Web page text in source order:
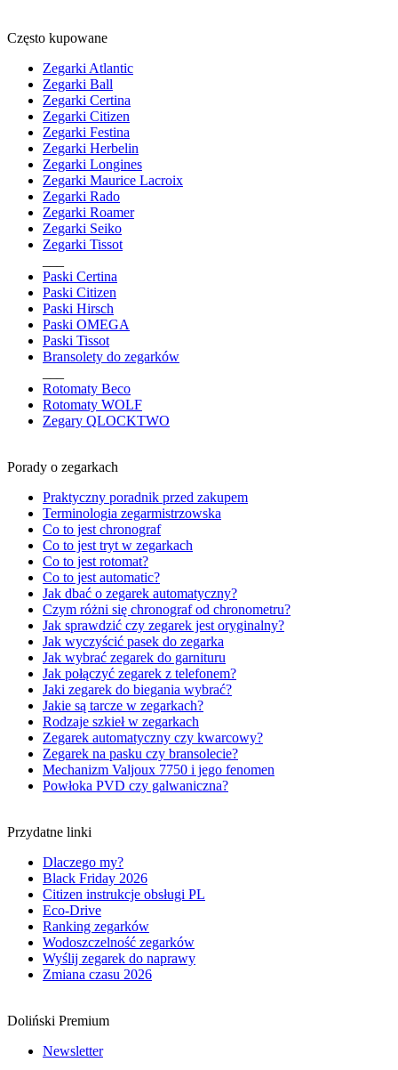
Często kupowane
Zegarki Atlantic
Zegarki Ball
Zegarki Certina
Zegarki Citizen
Zegarki Festina
Zegarki Herbelin
Zegarki Longines
Zegarki Maurice Lacroix
Zegarki Rado
Zegarki Roamer
Zegarki Seiko
Zegarki Tissot
Paski Certina
Paski Citizen
Paski Hirsch
Paski OMEGA
Paski Tissot
Bransolety do zegarków
Rotomaty Beco
Rotomaty WOLF
Zegary QLOCKTWO
Porady o zegarkach
Praktyczny poradnik przed zakupem
Terminologia zegarmistrzowska
Co to jest chronograf
Co to jest tryt w zegarkach
Co to jest rotomat?
Co to jest automatic?
Jak dbać o zegarek automatyczny?
Czym różni się chronograf od chronometru?
Jak sprawdzić czy zegarek jest oryginalny?
Jak wyczyścić pasek do zegarka
Jak wybrać zegarek do garnituru
Jak połączyć zegarek z telefonem?
Jaki zegarek do biegania wybrać?
Jakie są tarcze w zegarkach?
Rodzaje szkieł w zegarkach
Zegarek automatyczny czy kwarcowy?
Zegarek na pasku czy bransolecie?
Mechanizm Valjoux 7750 i jego fenomen
Powłoka PVD czy galwaniczna?
Przydatne linki
Dlaczego my?
Black Friday 2026
Citizen instrukcje obsługi PL
Eco-Drive
Ranking zegarków
Wodoszczelność zegarków
Wyślij zegarek do naprawy
Zmiana czasu 2026
Doliński Premium
Newsletter